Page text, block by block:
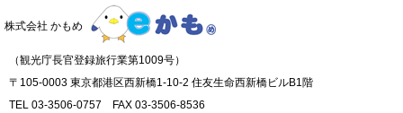
株式会社 かもめ
（観光庁長官登録旅行業第1009号）
〒105-0003 東京都港区西新橋1-10-2 住友生命西新橋ビルB1階
TEL 03-3506-0757 FAX 03-3506-8536